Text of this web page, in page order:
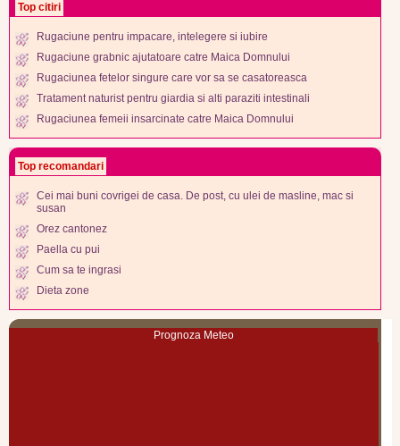
Top citiri
Rugaciune pentru impacare, intelegere si iubire
Rugaciune grabnic ajutatoare catre Maica Domnului
Rugaciunea fetelor singure care vor sa se casatoreasca
Tratament naturist pentru giardia si alti paraziti intestinali
Rugaciunea femeii insarcinate catre Maica Domnului
Top recomandari
Cei mai buni covrigei de casa. De post, cu ulei de masline, mac si
susan
Orez cantonez
Paella cu pui
Cum sa te ingrasi
Dieta zone
Prognoza Meteo